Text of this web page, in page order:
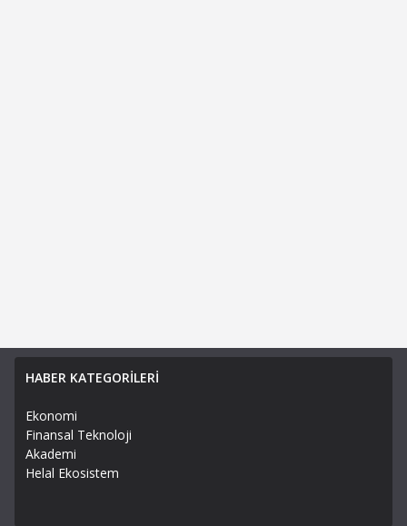
HABER KATEGORİLERİ
Ekonomi
Finansal Teknoloji
Akademi
Helal Ekosistem